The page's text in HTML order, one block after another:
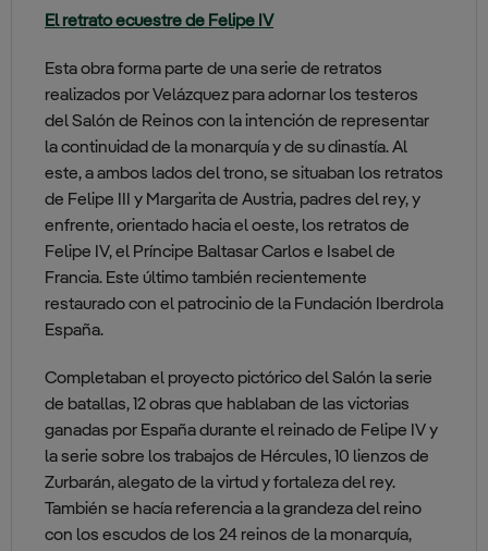
El retrato ecuestre de Felipe IV
Esta obra forma parte de una serie de retratos
realizados por Velázquez para adornar los testeros
del Salón de Reinos con la intención de representar
la continuidad de la monarquía y de su dinastía. Al
este, a ambos lados del trono, se situaban los retratos
de Felipe III y Margarita de Austria, padres del rey, y
enfrente, orientado hacia el oeste, los retratos de
Felipe IV, el Príncipe Baltasar Carlos e Isabel de
Francia. Este último también recientemente
restaurado con el patrocinio de la Fundación Iberdrola
España.
Completaban el proyecto pictórico del Salón la serie
de batallas, 12 obras que hablaban de las victorias
ganadas por España durante el reinado de Felipe IV y
la serie sobre los trabajos de Hércules, 10 lienzos de
Zurbarán, alegato de la virtud y fortaleza del rey.
También se hacía referencia a la grandeza del reino
con los escudos de los 24 reinos de la monarquía,